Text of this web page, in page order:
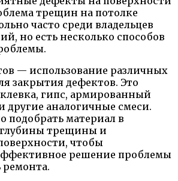
трещин на потолке
часто среди владельцев
но есть несколько способов
— использование различных
закрытия дефектов. Это
гипс, армированный
другие аналогичные смеси.
подобрать материал в
трещины и
чтобы
решение проблемы
ремонта.